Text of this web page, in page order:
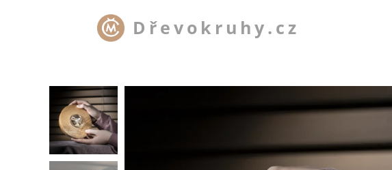
Dřevokruhy.cz